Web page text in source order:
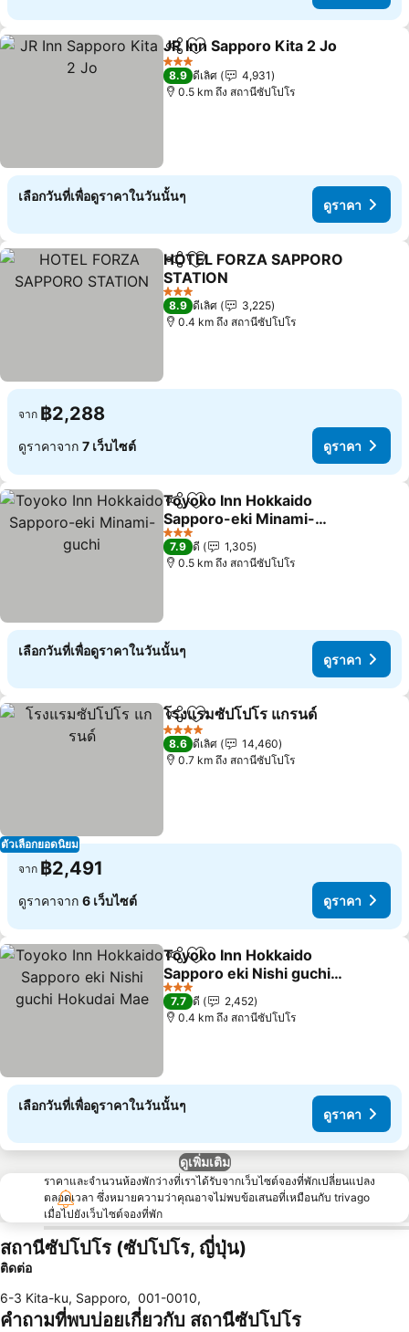
แชร์ เพิ่มในรายการโปรด
JR Inn Sapporo Kita 2 Jo
3 ดาว
8.9 ดีเลิศ
4,931
0.5 km ถึง สถานีซัปโปโร
เลือกวันที่เพื่อดูราคาในวันนั้นๆ
ดูราคา
แชร์ เพิ่มในรายการโปรด
HOTEL FORZA SAPPORO
STATION
3 ดาว
8.9 ดีเลิศ
3,225
0.4 km ถึง สถานีซัปโปโร
จาก ฿2,288
ดูราคาจาก 7 เว็บไซต์ ดูราคา
แชร์ เพิ่มในรายการโปรด
Toyoko Inn Hokkaido
Sapporo-eki Minami-
guchi
3 ดาว
7.9 ดี
1,305
0.5 km ถึง สถานีซัปโปโร
เลือกวันที่เพื่อดูราคาในวันนั้นๆ
ดูราคา
ตัวเลือกยอดนิยม
แชร์ เพิ่มในรายการโปรด
โรงแรมซัปโปโร แกรนด์
4 ดาว
8.6 ดีเลิศ
14,460
0.7 km ถึง สถานีซัปโปโร
จาก ฿2,491
ดูราคาจาก 6 เว็บไซต์ ดูราคา
แชร์ เพิ่มในรายการโปรด
Toyoko Inn Hokkaido
Sapporo eki Nishi guchi
Hokudai Mae
3 ดาว
7.7 ดี
2,452
0.4 km ถึง สถานีซัปโปโร
เลือกวันที่เพื่อดูราคาในวันนั้นๆ
ดูราคา
ดูเพิ่มเติม
ราคาและจำนวนห้องพักว่างที่เราได้รับจากเว็บไซต์จองที่พักเปลี่ยนแปลง
ตลอดเวลา ซึ่งหมายความว่าคุณอาจไม่พบข้อเสนอที่เหมือนกับ trivago
เมื่อไปยังเว็บไซต์จองที่พัก
สถานีซัปโปโร (ซัปโปโร, ญี่ปุ่น)
ติดต่อ
6-3 Kita-ku, Sapporo, 001-0010,
คำถามที่พบบ่อยเกี่ยวกับ สถานีซัปโปโร